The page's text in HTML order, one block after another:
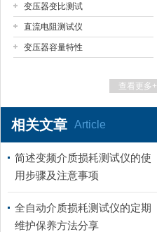
变压器变比测试
直流电阻测试仪
变压器容量特性
查看更多+
相关文章 Article
简述变频介质损耗测试仪的使
用步骤及注意事项
全自动介质损耗测试仪的定期
维护保养方法分享